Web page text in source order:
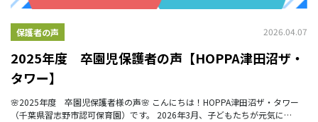
保護者の声 2026.04.07
2025年度 卒園児保護者の声【HOPPA津田沼ザ・
タワー】
🌸2025年度 卒園児保護者様の声🌸 こんにちは！HOPPA津田沼ザ・タワー
（千葉県習志野市認可保育園）です。 2026年3月、子どもたちが元気に